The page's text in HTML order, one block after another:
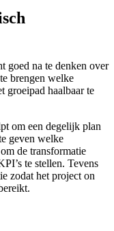
goed na te denken over
brengen welke
groeipad haalbaar te
om een degelijk plan
geven welke
de transformatie
te stellen. Tevens
zodat het project on